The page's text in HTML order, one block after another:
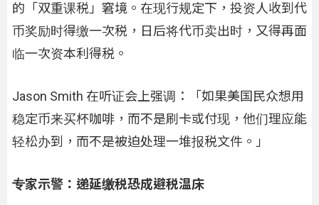
的「双重课税」窘境。在现行规定下，投资人收到代
币奖励时得缴一次税，日后将代币卖出时，又得再面
临一次资本利得税。
Jason Smith 在听证会上强调：「如果美国民众想用
稳定币来买杯咖啡，而不是刷卡或付现，他们理应能
轻松办到，而不是被迫处理一堆报税文件。」
专家示警：递延缴税恐成避税温床